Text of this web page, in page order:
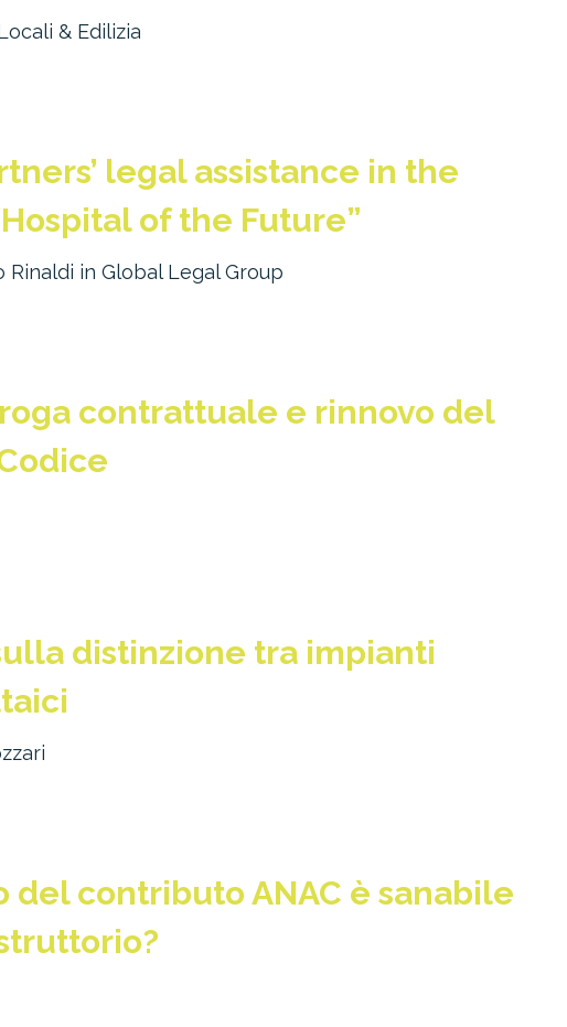
& Edilizia
legal assistance in the
of the Future”
in Global Legal Group
contrattuale e rinnovo del
distinzione tra impianti
del contributo ANAC è sanabile